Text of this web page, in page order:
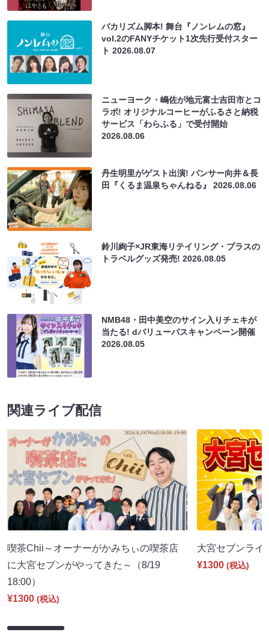
バカリズム脚本! 舞台『ノンレムの窓』
vol.2のFANYチケット1次先行受付スター
ト2026.08.07
ニューヨーク・嶋佐が地元富士吉田市とコ
ラボ! オリジナルコーヒーがふるさと納税
サービス「わらふる」で受付開始
2026.08.06
丹生明里がゲスト出演! パンサー向井＆長
田『くるま温泉ちゃんねる』2026.08.06
鈴川絢子×JR東海リテイリング・プラスの
トラベルグッズ発売!2026.08.05
NMB48・田中美空のサイン入りチェキが
当たる! dバリューパスキャンペーン開催
2026.08.05
関連ライブ配信
喫茶Chii～オーナーがかみちぃの喫茶店
に大宮セブンがやってきた～（8/19
18:00）
¥1300 (税込)
大宮セブンラ
¥1300 (税込)